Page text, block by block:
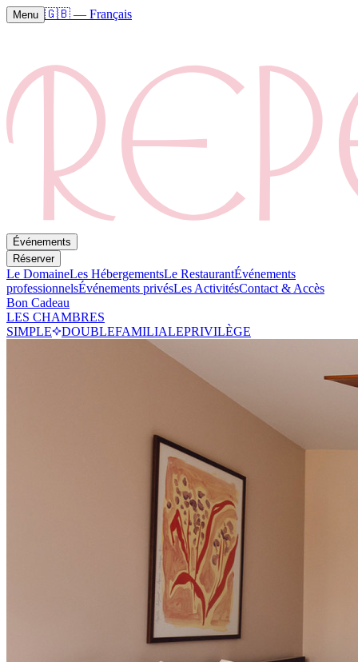
Menu 🇬🇧 — Français
Événements
Réserver
Le DomaineLes HébergementsLe RestaurantÉvénements
professionnelsÉvénements privésLes ActivitésContact & Accès
Bon Cadeau
LES CHAMBRES
SIMPLE
DOUBLEFAMILIALEPRIVILÈGE